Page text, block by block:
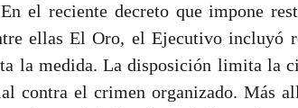
el reciente decreto que impone
ellas El Oro, el Ejecutivo incluyó
la medida. La disposición limita la
contra el crimen organizado. Más